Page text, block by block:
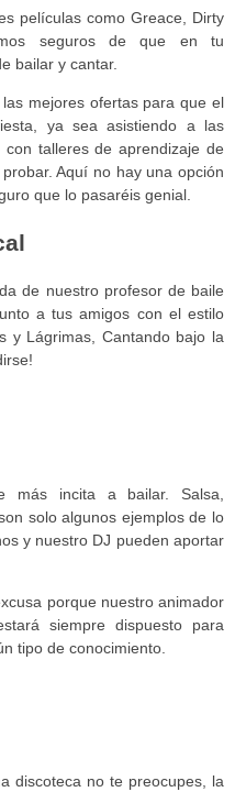
películas como Greace, Dirty
seguros de que en tu
bailar y cantar.
mejores ofertas para que el
ya sea asistiendo a las
talleres de aprendizaje de
Aquí no hay una opción
que lo pasaréis genial.
de nuestro profesor de baile
a tus amigos con el estilo
y Lágrimas, Cantando bajo la
más incita a bailar. Salsa,
solo algunos ejemplos de lo
y nuestro DJ pueden aportar
porque nuestro animador
siempre dispuesto para
tipo de conocimiento.
discoteca no te preocupes, la